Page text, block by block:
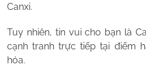
Canxi.
Tuy nhiên, tin vui cho bạn là
cạnh tranh trực tiếp tại điểm
hóa.